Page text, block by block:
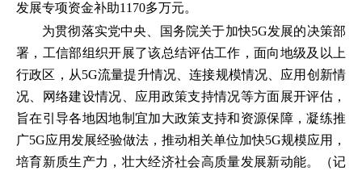
发展专项资金补助1170多万元。
为贯彻落实党中央、国务院关于加快5G发展的决策部
署，工信部组织开展了该总结评估工作，面向地级及以上
行政区，从5G流量提升情况、连接规模情况、应用创新情
况、网络建设情况、应用政策支持情况等方面展开评估，
旨在引导各地因地制宜加大政策支持和资源保障，凝练推
广5G应用发展经验做法，推动相关单位加快5G规模应用，
培育新质生产力，壮大经济社会高质量发展新动能。
（记